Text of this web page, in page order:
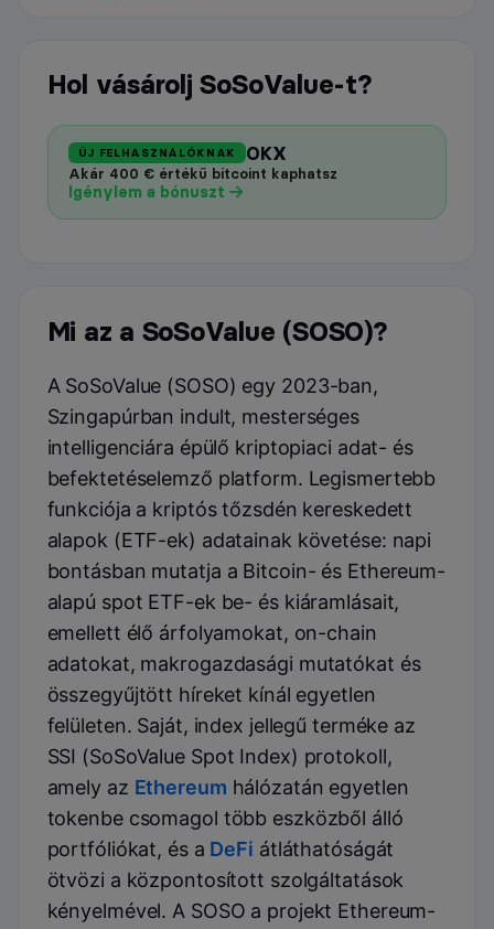
Hol vásárolj SoSoValue-t?
ÚJ FELHASZNÁLÓKNAK OKX
Akár 400 € értékű bitcoint kaphatsz
Igénylem a bónuszt
Mi az a SoSoValue (SOSO)?
A SoSoValue (SOSO) egy 2023-ban,
Szingapúrban indult, mesterséges
intelligenciára épülő kriptopiaci adat- és
befektetéselemző platform. Legismertebb
funkciója a kriptós tőzsdén kereskedett
alapok (ETF-ek) adatainak követése: napi
bontásban mutatja a Bitcoin- és Ethereum-
alapú spot ETF-ek be- és kiáramlásait,
emellett élő árfolyamokat, on-chain
adatokat, makrogazdasági mutatókat és
összegyűjtött híreket kínál egyetlen
felületen. Saját, index jellegű terméke az
SSI (SoSoValue Spot Index) protokoll,
amely az Ethereum hálózatán egyetlen
tokenbe csomagol több eszközből álló
portfóliókat, és a DeFi átláthatóságát
ötvözi a központosított szolgáltatások
kényelmével. A SOSO a projekt Ethereum-